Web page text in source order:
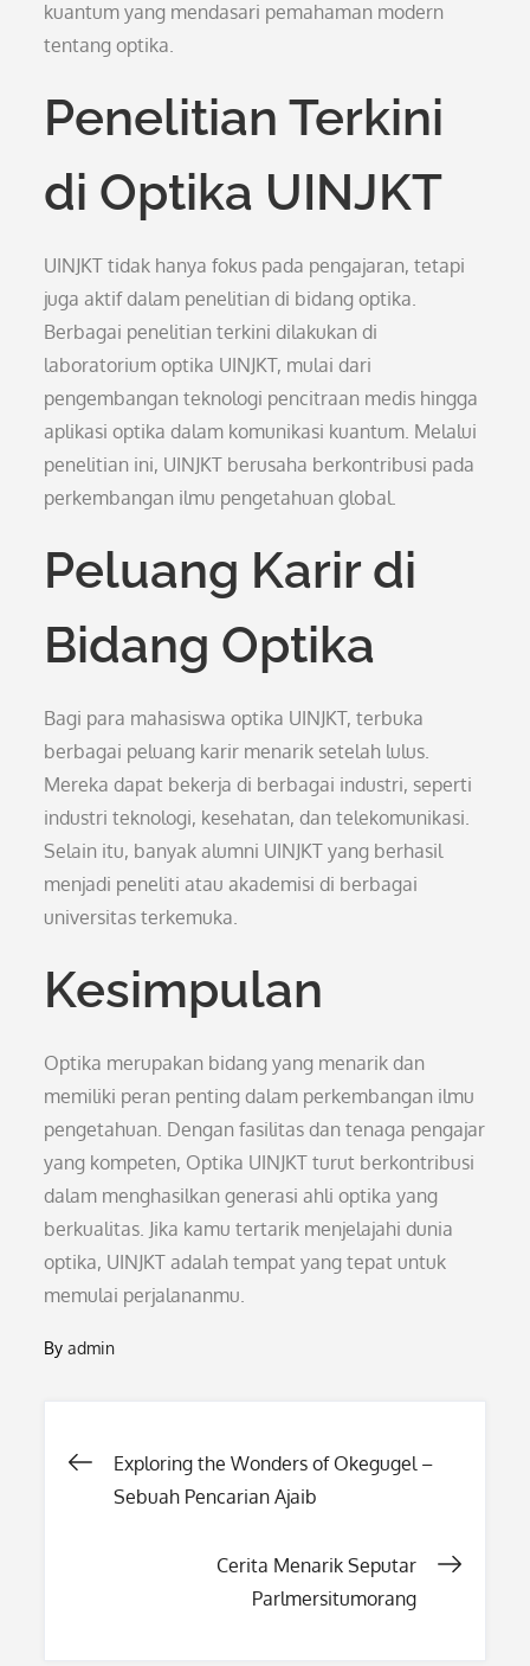
kuantum yang mendasari pemahaman modern
tentang optika.
Penelitian Terkini
di Optika UINJKT
UINJKT tidak hanya fokus pada pengajaran, tetapi
juga aktif dalam penelitian di bidang optika.
Berbagai penelitian terkini dilakukan di
laboratorium optika UINJKT, mulai dari
pengembangan teknologi pencitraan medis hingga
aplikasi optika dalam komunikasi kuantum. Melalui
penelitian ini, UINJKT berusaha berkontribusi pada
perkembangan ilmu pengetahuan global.
Peluang Karir di
Bidang Optika
Bagi para mahasiswa optika UINJKT, terbuka
berbagai peluang karir menarik setelah lulus.
Mereka dapat bekerja di berbagai industri, seperti
industri teknologi, kesehatan, dan telekomunikasi.
Selain itu, banyak alumni UINJKT yang berhasil
menjadi peneliti atau akademisi di berbagai
universitas terkemuka.
Kesimpulan
Optika merupakan bidang yang menarik dan
memiliki peran penting dalam perkembangan ilmu
pengetahuan. Dengan fasilitas dan tenaga pengajar
yang kompeten, Optika UINJKT turut berkontribusi
dalam menghasilkan generasi ahli optika yang
berkualitas. Jika kamu tertarik menjelajahi dunia
optika, UINJKT adalah tempat yang tepat untuk
memulai perjalananmu.
Byadmin
Post
Exploring the Wonders of Okegugel –
Sebuah Pencarian Ajaib
Cerita Menarik Seputar
Parlmersitumorang